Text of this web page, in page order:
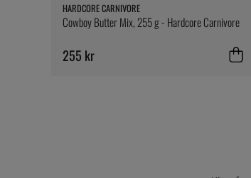
HARDCORE CARNIVORE
Cowboy Butter Mix, 255 g - Hardcore Carnivore
255 kr